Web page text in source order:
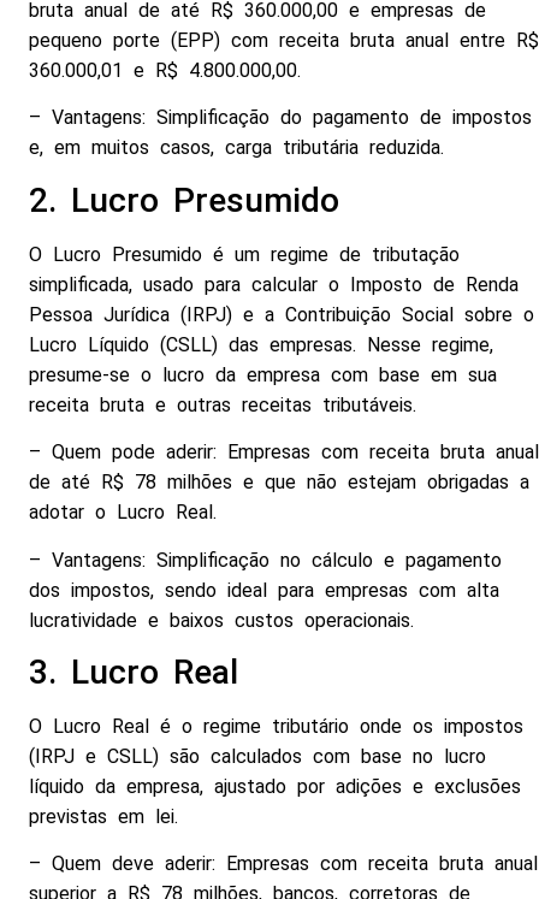
bruta anual de até R$ 360.000,00 e empresas de
pequeno porte (EPP) com receita bruta anual entre R$
360.000,01 e R$ 4.800.000,00.
– Vantagens: Simplificação do pagamento de impostos
e, em muitos casos, carga tributária reduzida.
2. Lucro Presumido
O Lucro Presumido é um regime de tributação
simplificada, usado para calcular o Imposto de Renda
Pessoa Jurídica (IRPJ) e a Contribuição Social sobre o
Lucro Líquido (CSLL) das empresas. Nesse regime,
presume-se o lucro da empresa com base em sua
receita bruta e outras receitas tributáveis.
– Quem pode aderir: Empresas com receita bruta anual
de até R$ 78 milhões e que não estejam obrigadas a
adotar o Lucro Real.
– Vantagens: Simplificação no cálculo e pagamento
dos impostos, sendo ideal para empresas com alta
lucratividade e baixos custos operacionais.
3. Lucro Real
O Lucro Real é o regime tributário onde os impostos
(IRPJ e CSLL) são calculados com base no lucro
líquido da empresa, ajustado por adições e exclusões
previstas em lei.
– Quem deve aderir: Empresas com receita bruta anual
superior a R$ 78 milhões, bancos, corretoras de